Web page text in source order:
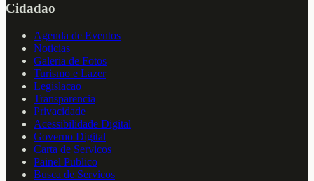
Cidadao
Agenda de Eventos
Noticias
Galeria de Fotos
Turismo e Lazer
Legislacao
Transparencia
Privacidade
Acessibilidade Digital
Governo Digital
Carta de Servicos
Painel Publico
Busca de Servicos